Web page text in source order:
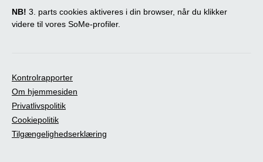
NB! 3. parts cookies aktiveres i din browser, når du klikker
videre til vores SoMe-profiler.
Kontrolrapporter
Om hjemmesiden
Privatlivspolitik
Cookiepolitik
Tilgængelighedserklæring